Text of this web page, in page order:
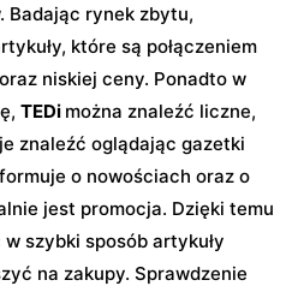
Badając rynek zbytu,
które są połączeniem
niskiej ceny. Ponadto w
TEDi można znaleźć liczne,
znaleźć oglądając gazetki
o nowościach oraz o
jest promocja. Dzięki temu
szybki sposób artykuły
na zakupy. Sprawdzenie